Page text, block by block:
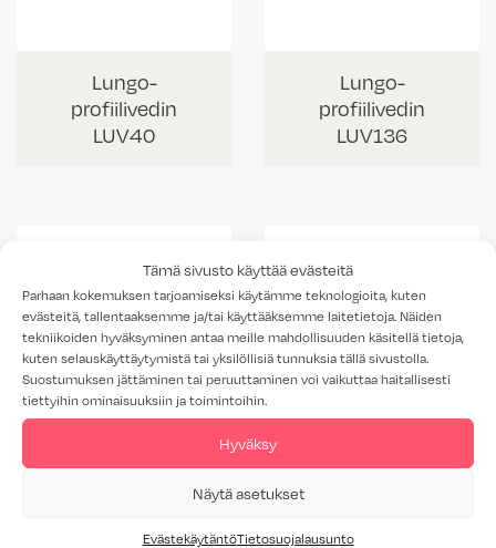
Tämä sivusto käyttää evästeitä
Parhaan kokemuksen tarjoamiseksi käytämme teknologioita, kuten
evästeitä, tallentaaksemme ja/tai käyttääksemme laitetietoja. Näiden
tekniikoiden hyväksyminen antaa meille mahdollisuuden käsitellä tietoja,
kuten selauskäyttäytymistä tai yksilöllisiä tunnuksia tällä sivustolla.
Suostumuksen jättäminen tai peruuttaminen voi vaikuttaa haitallisesti
tiettyihin ominaisuuksiin ja toimintoihin.
Hyväksy
Näytä asetukset
EvästekäytäntöTietosuojalausunto
Lungo-
profiilivedin
LUV40
Lungo-
profiilivedin
LUV136
Lungo-
Lungo-